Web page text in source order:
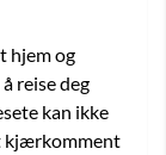
hjem og
reise deg
kan ikke
kjærkomment